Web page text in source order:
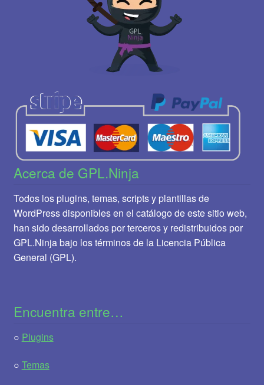
Acerca de GPL.Ninja
Todos los plugins, temas, scripts y plantillas de
WordPress disponibles en el catálogo de este sitio web,
han sido desarrollados por terceros y redistribuidos por
GPL.Ninja bajo los términos de la Licencia Pública
General (GPL).
Encuentra entre…
○ Plugins
○ Temas